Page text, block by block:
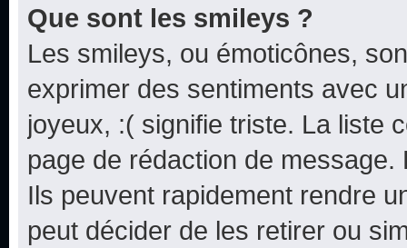
Que sont les smileys ?
Les smileys, ou émoticônes,
exprimer des sentiments avec
joyeux, :( signifie triste. La liste
page de rédaction de
Ils peuvent rapidement rendre
peut décider de les retirer ou